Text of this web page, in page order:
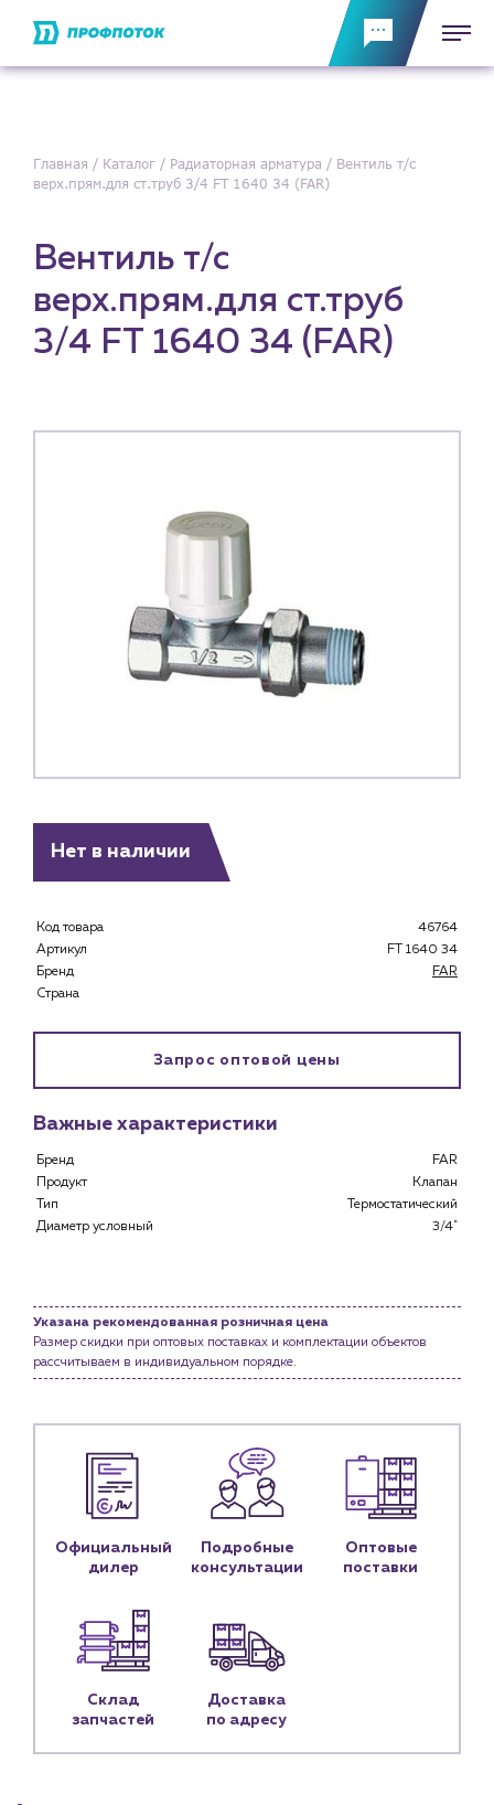
Снабженцам и подрядным организациям
Монтажным бригадам
О компании
Водоснабжение и теплоснабжение
Новости
Контакты
Контактные данные
Наши партнёры
+7 (918) 070-19-79
Пн – пт: 9:00 – 18:00
Главная Каталог Радиаторная арматура
Вентиль т/с
верх.прям.для ст.труб 3/4 FT 1640 34 (FAR)
Вентиль т/с
верх.прям.для ст.труб
3/4 FT 1640 34 (FAR)
Нет в наличии
Код товара
46764
Артикул
FT 1640 34
Бренд
FAR
Страна
Запрос оптовой цены
Важные характеристики
Бренд
FAR
Продукт
Клапан
Тип
Термостатический
Диаметр условный
3/4"
Указана рекомендованная розничная цена
Размер скидки при оптовых поставках и комплектации объектов
рассчитываем в индивидуальном порядке.
Официальный
дилер
Подробные
консультации
Оптовые
поставки
Склад
запчастей
Доставка
по адресу